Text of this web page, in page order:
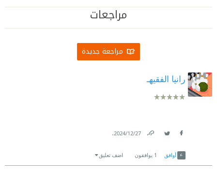
مراجعات
مراجعة جديدة
رانيا الفقيهـ
27‏/12‏/2024
.
أوافق 1 يوافقون اضف تعليق